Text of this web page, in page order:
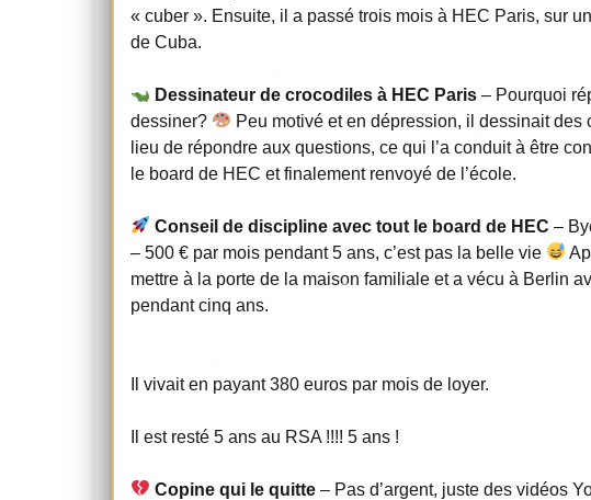
« cuber ». Ensuite, il a passé trois mois à HEC Paris, sur
de Cuba.
Dessinateur de crocodiles à HEC Paris – Pourquoi
dessiner?
Peu motivé et en dépression, il dessinait
lieu de répondre aux questions, ce qui l’a conduit à être
le board de HEC et finalement renvoyé de l’école.
Conseil de discipline avec tout le board de HEC –
– 500 € par mois pendant 5 ans, c’est pas la belle vie
mettre à la porte de la maison familiale et a vécu à Berlin
pendant cinq ans.
Il vivait en payant 380 euros par mois de loyer.
Il est resté 5 ans au RSA !!!! 5 ans !
Copine qui le quitte – Pas d’argent, juste des vidéos